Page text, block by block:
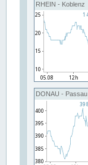
RHEIN - Koblenz
DONAU - Passau